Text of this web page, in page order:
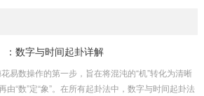
：数字与时间起卦详解
易数操作的第一步，旨在将混沌的“机”转化为清晰
由“数”定“象”。在所有起卦法中，数字与时间起卦法